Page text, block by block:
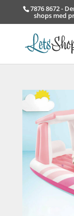
7876 8672 -
shops med